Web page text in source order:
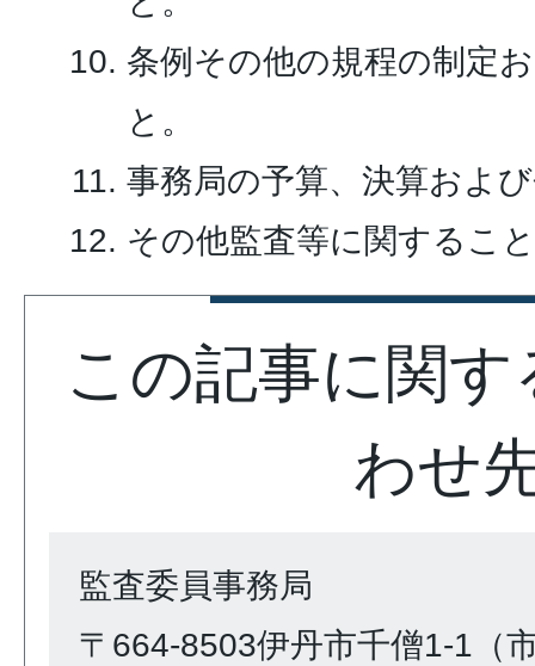
条例その他の規程の制定
と。
事務局の予算、決算およ
その他監査等に関するこ
この記事に関
わせ
監査委員事務局
〒664-8503伊丹市千僧1-1（